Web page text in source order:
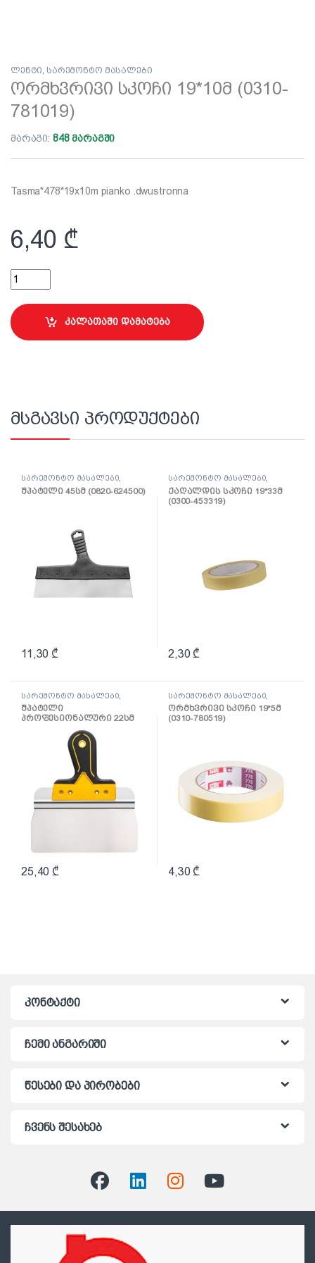
ლენტი, სარემონტო მასალები
ორმხვრივი სკოჩი 19*10მ (0310-
781019)
მარაგი: 848 მარაგში
Tasma*478*19x10m pianko .dwustronna
6,40 ₾
ორმხვრივი სკოჩი 19*10მ (0310-781019) quantity
კალათაში დამატება
მსგავსი პროდუქტები
სარემონტო მასალები
შპატელი, საპრიალებელი,
ქაფჩა
შპატელი 45სმ (0820-624500)
11,30 ₾
სარემონტო მასალები
ლენტი
ქაღალდის სკოჩი 19*33მ
(0300-453319)
2,30 ₾
სარემონტო მასალები
შპატელი, საპრიალებელი,
ქაფჩა
შპატელი
პროფესიონალური 22სმ
(0820-662204)
25,40 ₾
სარემონტო მასალები
ლენტი
ორმხვრივი სკოჩი 19*5მ
(0310-780519)
4,30 ₾
კონტაქტი
ჩემი ანგარიში
წესები და პირობები
ჩვენს შესახებ